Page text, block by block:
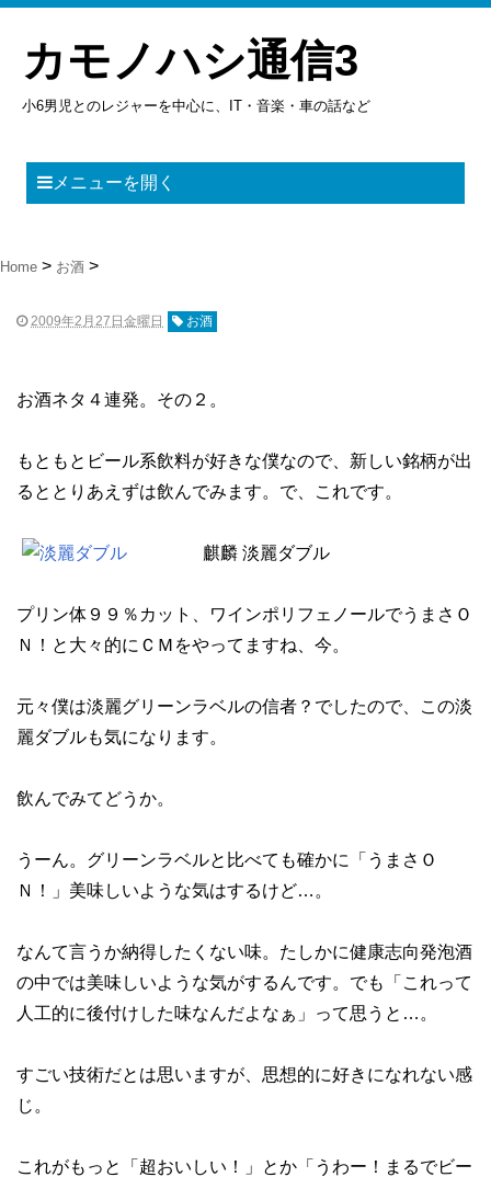
カモノハシ通信3
小6男児とのレジャーを中心に、IT・音楽・車の話など
メニューを開く
Home お酒
2009年2月27日金曜日 お酒
お酒ネタ４連発。その２。
もともとビール系飲料が好きな僕なので、新しい銘柄が出
るととりあえずは飲んでみます。で、これです。
麒麟 淡麗ダブル
プリン体９９％カット、ワインポリフェノールでうまさＯ
Ｎ！と大々的にＣＭをやってますね、今。
元々僕は淡麗グリーンラベルの信者？でしたので、この淡
麗ダブルも気になります。
飲んでみてどうか。
うーん。グリーンラベルと比べても確かに「うまさＯ
Ｎ！」美味しいような気はするけど…。
なんて言うか納得したくない味。たしかに健康志向発泡酒
の中では美味しいような気がするんです。でも「これって
人工的に後付けした味なんだよなぁ」って思うと…。
すごい技術だとは思いますが、思想的に好きになれない感
じ。
これがもっと「超おいしい！」とか「うわー！まるでビー